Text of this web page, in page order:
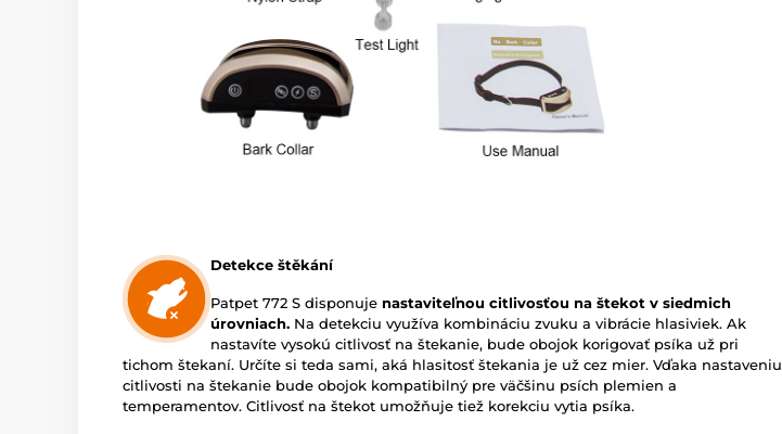
Detekce štěkání
Patpet 772 S disponuje nastaviteľnou citlivosťou na štekot v siedmich
úrovniach. Na detekciu využíva kombináciu zvuku a vibrácie hlasiviek. Ak
nastavíte vysokú citlivosť na štekanie, bude obojok korigovať psíka už pri
tichom štekaní. Určíte si teda sami, aká hlasitosť štekania je už cez mier. Vďaka nastaveniu
citlivosti na štekanie bude obojok kompatibilný pre väčšinu psích plemien a
temperamentov. Citlivosť na štekot umožňuje tiež korekciu vytia psíka.